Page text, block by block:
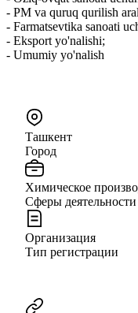
- PM va quruq qurilish
- Farmatsevtika sanoati
- Eksport yo'nalishi;
- Umumiy yo'nalish
Ташкент
Город
Химическое
Сферы деятельности
Организация
Тип регистрации